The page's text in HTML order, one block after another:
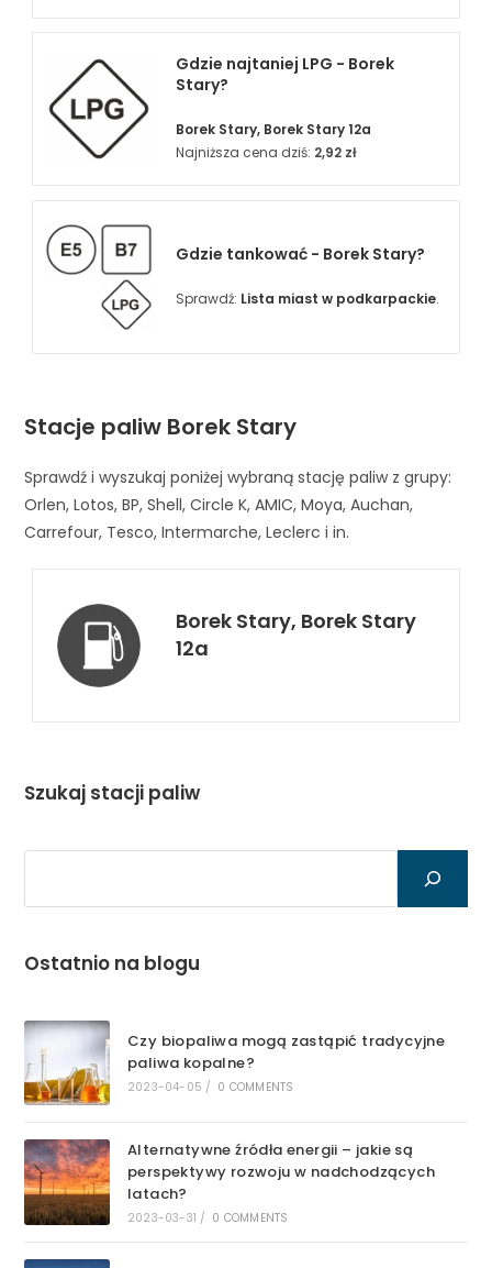
Gdzie najtaniej LPG - Borek
Stary?
Borek Stary, Borek Stary 12a
Najniższa cena dziś: 2,92 zł
Gdzie tankować - Borek Stary?
Sprawdź: Lista miast w podkarpackie.
Stacje paliw Borek Stary
Sprawdź i wyszukaj poniżej wybraną stację paliw z grupy:
Orlen, Lotos, BP, Shell, Circle K, AMIC, Moya, Auchan,
Carrefour, Tesco, Intermarche, Leclerc i in.
Borek Stary, Borek Stary
12a
Szukaj stacji paliw
Ostatnio na blogu
Czy biopaliwa mogą zastąpić tradycyjne
paliwa kopalne?
2023-04-05 / 0 COMMENTS
Alternatywne źródła energii – jakie są
perspektywy rozwoju w nadchodzących
latach?
2023-03-31 / 0 COMMENTS